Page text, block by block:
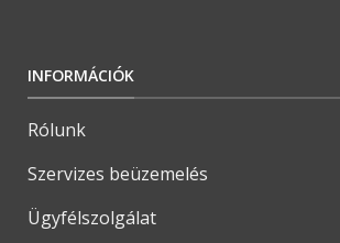
INFORMÁCIÓK
Rólunk
Szervizes beüzemelés
Ügyfélszolgálat